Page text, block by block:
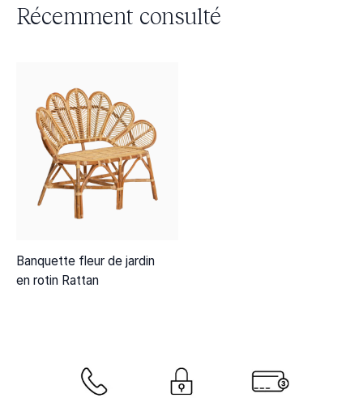
Récemment consulté
Banquette fleur de jardin
en rotin Rattan